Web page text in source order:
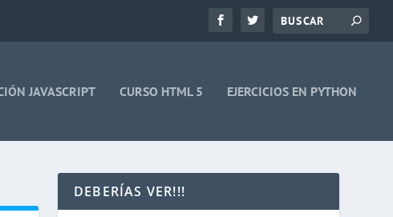
JAVASCRIPT CURSO HTML 5 EJERCICIOS EN PYTHON
DEBERÍAS VER!!!